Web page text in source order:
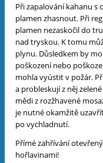
Při zapalování kahanu
plamen zhasnout. Při
plamen nezaskočil do
nad tryskou. K tomu
plynu. Důsledkem by
poškození nebo
mohla vyústit v požár.
a probleskují z něj
mědi z rozžhavené
je nutné okamžitě
po vychladnutí.
Přímé zahřívání
hořlavinami!